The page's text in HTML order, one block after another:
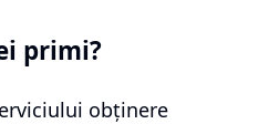
primi?
obținere